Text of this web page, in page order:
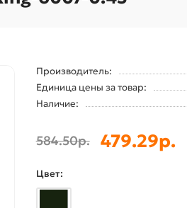
Производитель:
Единица цены за товар:
Наличие:
584.50р. 479.29р.
Цвет: